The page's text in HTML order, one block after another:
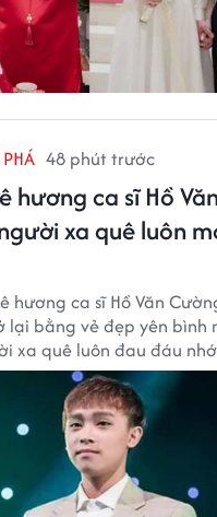
48 phút trước
hương ca sĩ Hồ
xa quê luôn
hương ca sĩ Hồ Văn
lại bằng vẻ đẹp yên bình
xa quê luôn đau đáu
đến tình người mộc
của vùng đất sen hồng.